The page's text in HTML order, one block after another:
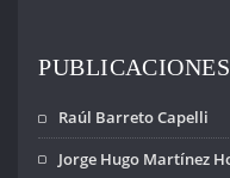
Raúl Barreto Capelli
Jorge Hugo Martínez